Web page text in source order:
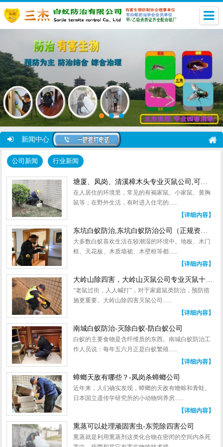
新闻中心
公司新闻 行业新闻
塘厦、凤岗、清溪樟木头专业灭鼠公司,可配合验厂
在人居住的环境里，常见的有褐家鼠、小家鼠、黄胸
鼠等；在野外生活，有时进入住宅的......
【详细内容】
东坑白蚁防治,东坑白蚁防治公司（正规资质公司）
大多数白蚁喜欢生活在较潮湿的环境中。地板、木门
框、天花板、木质墙裙、木壁框等都......
【详细内容】
大岭山除四害，大岭山灭鼠公司专业灭鼠十五年，经验老到
“老鼠过街，人人喊打”，对于家庭鼠类防治，预防措
施更重要。大岭山除四害灭鼠公司......
【详细内容】
南城白蚁防治-灭除白蚁-防白蚁公司
白蚁的主要食物是含纤维质的东西。南城白蚁防治工
作人员说：每年五六月正是白蚁繁殖......
【详细内容】
蟑螂天敌有哪些？-凤岗杀蟑螂公司
近年来，人们确实发现，蟑螂的天敌有蟾蜍和青蛙。
日本国立遗传学研究所的小动物饲养房......
【详细内容】
熏蒸可以处理顽固害虫-东莞除四害公司
熏蒸就是利用熏蒸剂这类化合物在密闭的空间内杀死